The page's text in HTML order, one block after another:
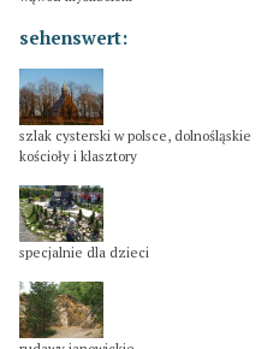
sehenswert:
szlak cysterski w polsce, dolnośląskie
kościoły i klasztory
specjalnie dla dzieci